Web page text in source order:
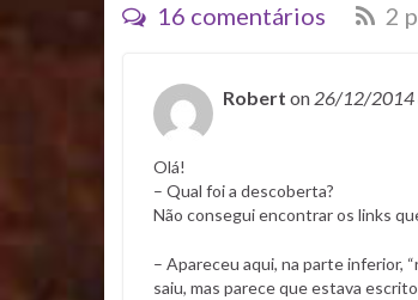
16 comentários 2
Robert on 26/12/2014
Olá!
– Qual foi a descoberta?
Não consegui encontrar os links
– Apareceu aqui, na parte inferior,
saiu, mas parece que estava